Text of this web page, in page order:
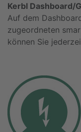
Kerbl Dashboard/
Auf dem
zugeordneten
können Sie